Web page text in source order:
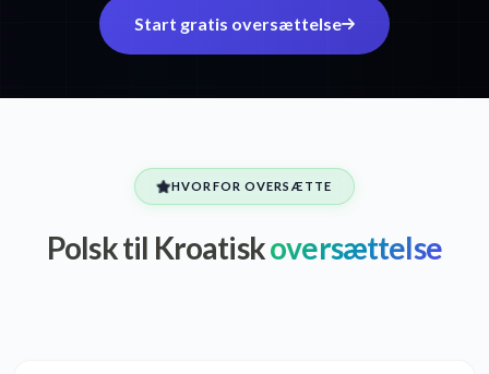
Start gratis oversættelse
HVORFOR OVERSÆTTE
Polsk til Kroatiskoversættelse